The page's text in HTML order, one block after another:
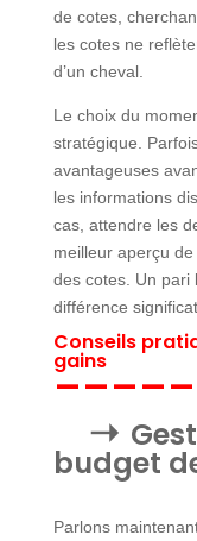
de cotes,
les cotes ne
d’un cheval.
Le choix du
stratégique.
avantageuses
les informations
cas, attendre les
meilleur aperçu de
des cotes. Un pari
différence
Conseils
gains
budget
Parlons